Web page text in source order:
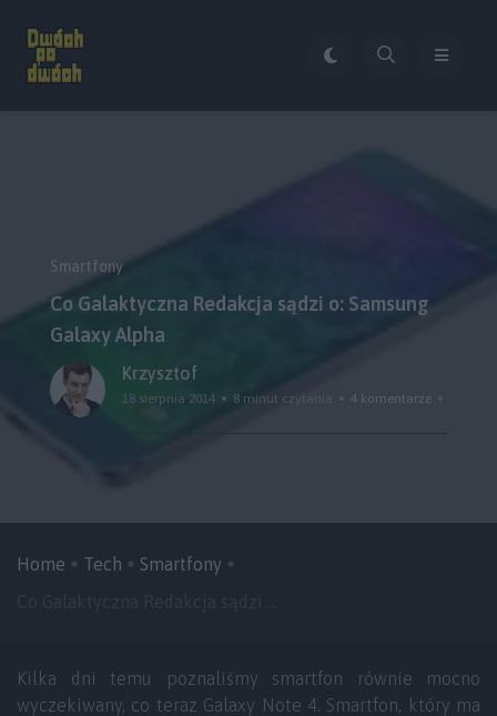
Smartfony
Co Galaktyczna Redakcja sądzi o: Samsung
Galaxy Alpha
Krzysztof
18 sierpnia 2014 8 minut czytania 4 komentarze
Home Tech
Smartfony
Kilka dni temu poznaliśmy smartfon równie mocno
wyczekiwany, co teraz Galaxy Note 4. Smartfon, który ma